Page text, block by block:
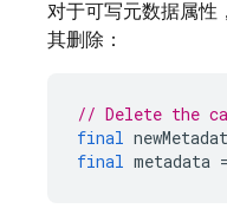
对于可写元数据属性
其删除：
// Delete the
final
final metadata =